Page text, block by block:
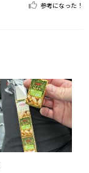
参考になった！